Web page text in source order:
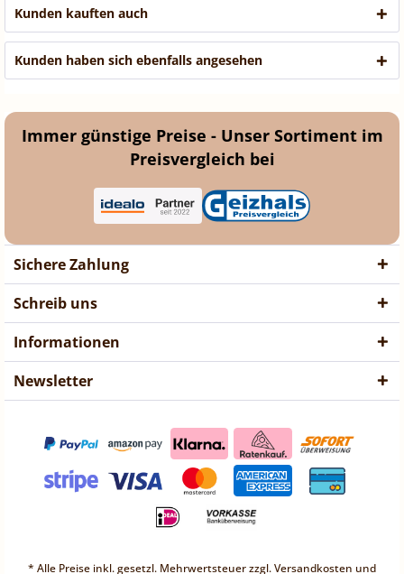
Vorübergehend sind keine
Kunden kauften auch
Kunden haben sich ebenfalls angesehen
Immer günstige Preise - Unser Sortiment im
Preisvergleich bei
Sichere Zahlung
Schreib uns
Informationen
Newsletter
* Alle Preise inkl. gesetzl. Mehrwertsteuer zzgl.Versandkosten und